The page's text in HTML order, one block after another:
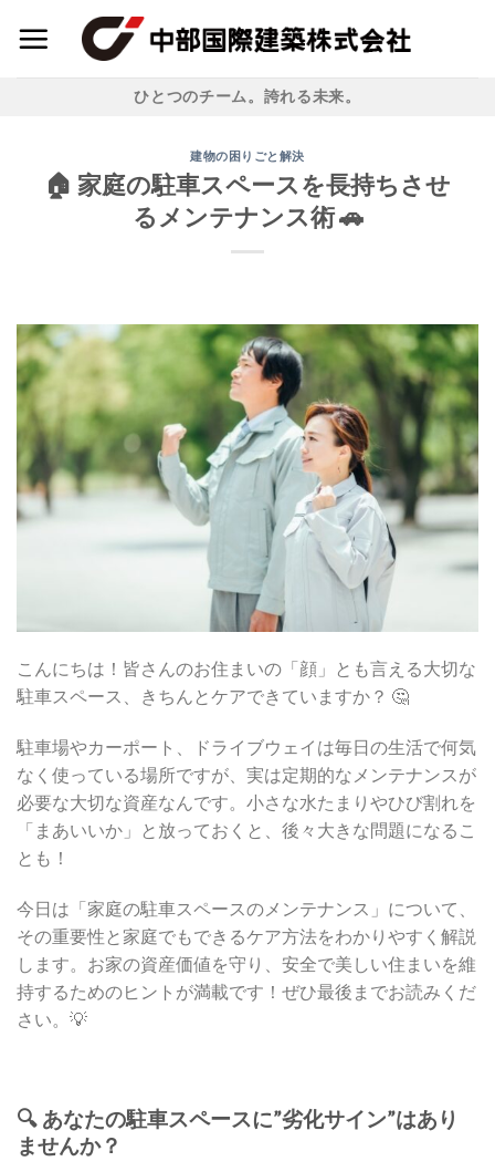
ひとつのチーム。誇れる未来。
建物の困りごと解決
🏠 家庭の駐車スペースを長持ちさせ
るメンテナンス術 🚗
こんにちは！皆さんのお住まいの「顔」とも言える大切な
駐車スペース、きちんとケアできていますか？ 🤔
駐車場やカーポート、ドライブウェイは毎日の生活で何気
なく使っている場所ですが、実は定期的なメンテナンスが
必要な大切な資産なんです。小さな水たまりやひび割れを
「まあいいか」と放っておくと、後々大きな問題になるこ
とも！
今日は「家庭の駐車スペースのメンテナンス」について、
その重要性と家庭でもできるケア方法をわかりやすく解説
します。お家の資産価値を守り、安全で美しい住まいを維
持するためのヒントが満載です！ぜひ最後までお読みくだ
さい。💡
🔍 あなたの駐車スペースに”劣化サイン”はあり
ませんか？